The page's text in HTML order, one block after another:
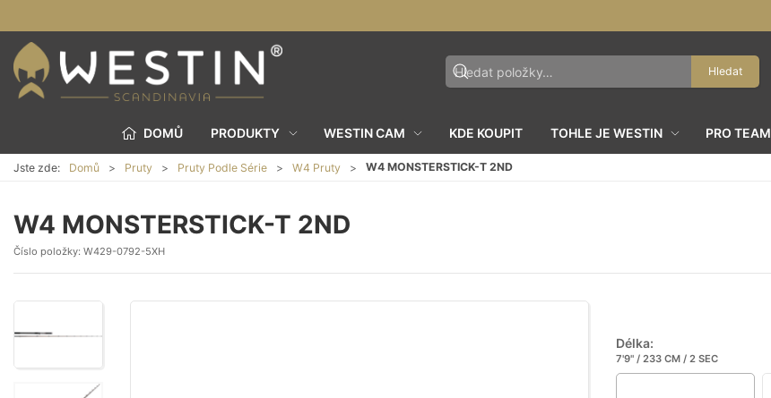
Hledat
DOMŮ PRODUKTY WESTIN CAM KDE KOUPIT TOHLE JE WESTIN PRO TEAM
Jste zde: Domů Pruty Pruty Podle Série W4 Pruty W4 MONSTERSTICK-T 2ND
W4 MONSTERSTICK-T 2ND
Číslo položky: W429-0792-5XH
Délka:
7'9" / 233 CM / 2 SEC